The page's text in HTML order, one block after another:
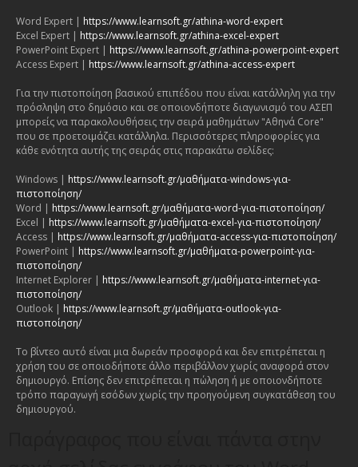
Word Expert | https://www.learnsoft.gr/athina-word-expert
Excel Expert | https://www.learnsoft.gr/athina-excel-expert
PowerPoint Expert | https://www.learnsoft.gr/athina-powerpoint-expert
Access Expert | https://www.learnsoft.gr/athina-access-expert
Για την πιστοποίηση βασικού επιπέδου που είναι κατάλληλη για την
πρόσληψη στο δημόσιο και σε οποιονδήποτε διαγωνισμό του ΑΣΕΠ
μπορείς να παρακολουθήσεις την σειρά μαθημάτων "Αθηνά Core"
που σε προετοιμάζει κατάλληλα. Περισσότερες πληροφορίες για
κάθε ενότητα αυτής της σειράς στις παρακάτω σελίδες:
Windows | https://www.learnsoft.gr/μαθήματα-windows-για-
πιστοποίηση/
Word | https://www.learnsoft.gr/μαθήματα-word-για-πιστοποίηση/
Excel | https://www.learnsoft.gr/μαθήματα-excel-για-πιστοποίηση/
Access | https://www.learnsoft.gr/μαθήματα-access-για-πιστοποίηση/
PowerPoint | https://www.learnsoft.gr/μαθήματα-powerpoint-για-
πιστοποίηση/
Internet Explorer | https://www.learnsoft.gr/μαθήματα-internet-για-
πιστοποίηση/
Outlook | https://www.learnsoft.gr/μαθήματα-outlook-για-
πιστοποίηση/
Το βίντεο αυτό είναι μια δωρεάν προσφορά και δεν επιτρέπεται η
χρήση του σε οποιοδήποτε άλλο περιβάλλον χωρίς αναφορά στον
δημιουργό. Επίσης δεν επιτρέπεται η πώληση ή με οποιονδήποτε
τρόπο παραγωγή εσόδων χωρίς την προηγούμενη συγκατάθεση του
δημιουργού.